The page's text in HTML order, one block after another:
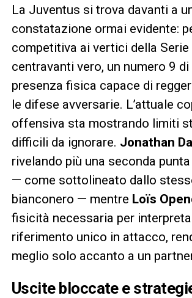
La Juventus si trova davanti a
constatazione ormai evidente:
competitiva ai vertici della Serie
centravanti vero, un numero 9 di
presenza fisica capace di
le difese avversarie. L’attuale
offensiva sta mostrando limiti
difficili da ignorare. Jonathan
rivelando più una seconda
— come sottolineato dallo
bianconero — mentre Loïs
fisicità necessaria per
riferimento unico in attacco,
meglio solo accanto a un
Uscite bloccate e